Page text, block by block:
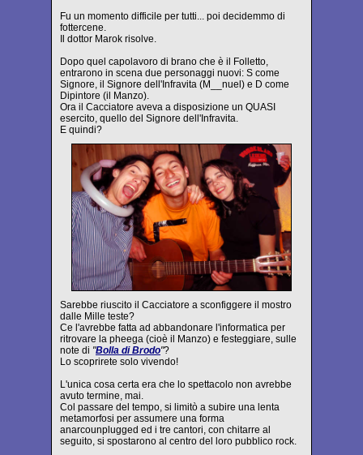
Fu un momento difficile per tutti... poi decidemmo di
fottercene.
Il dottor Marok risolve.
Dopo quel capolavoro di brano che è il Folletto,
entrarono in scena due personaggi nuovi: S come
Signore, il Signore dell'Infravita (M__nuel) e D come
Dipintore (il Manzo).
Ora il Cacciatore aveva a disposizione un QUASI
esercito, quello del Signore dell'Infravita.
E quindi?
Sarebbe riuscito il Cacciatore a sconfiggere il mostro
dalle Mille teste?
Ce l'avrebbe fatta ad abbandonare l'informatica per
ritrovare la pheega (cioè il Manzo) e festeggiare, sulle
note di "Bolla di Brodo"?
Lo scoprirete solo vivendo!
L'unica cosa certa era che lo spettacolo non avrebbe
avuto termine, mai.
Col passare del tempo, si limitò a subire una lenta
metamorfosi per assumere una forma
anarcounplugged ed i tre cantori, con chitarre al
seguito, si spostarono al centro del loro pubblico rock.